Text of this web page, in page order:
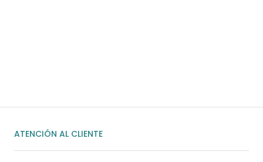
ATENCIÓN AL CLIENTE